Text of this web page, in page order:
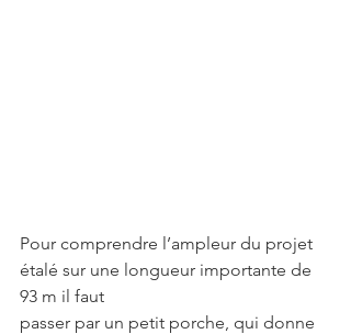
Pour comprendre l’ampleur du projet
étalé sur une longueur importante de
93 m il faut
passer par un petit porche, qui donne